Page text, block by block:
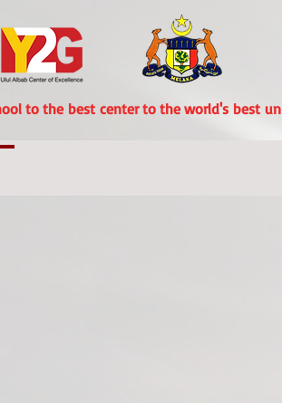
to the best center to the world's best